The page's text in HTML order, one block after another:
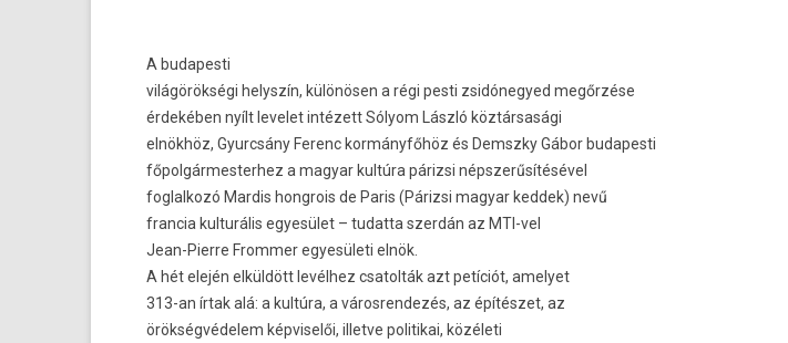
A budapesti
világörökségi helyszín, különösen a régi pesti zsidónegyed megőrzése
érdekében nyílt levelet intézett Sólyom László köztársasági
elnökhöz, Gyurcsány Ferenc kormányfőhöz és Demszky Gábor budapesti
főpolgármesterhez a magyar kultúra párizsi népszerűsítésével
foglalkozó Mardis hongrois de Paris (Párizsi magyar keddek) nevű
francia kulturális egyesület – tudatta szerdán az MTI-vel
Jean-Pierre Frommer egyesületi elnök.
A hét elején elküldött levélhez csatolták azt petíciót, amelyet
313-an írtak alá: a kultúra, a városrendezés, az építészet, az
örökségvédelem képviselői, illetve politikai, közéleti